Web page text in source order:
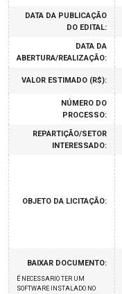
DATA DA PUBLICAÇÃO
DO EDITAL:
DATA DA
ABERTURA/REALIZAÇÃO:
VALOR ESTIMADO (R$):
NÚMERO DO
PROCESSO:
REPARTIÇÃO/SETOR
INTERESSADO:
OBJETO DA LICITAÇÃO:
BAIXAR DOCUMENTO:
É NECESSARIO TER UM
SOFTWARE INSTALADO NO